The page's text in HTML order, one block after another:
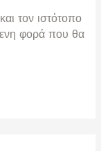
τον ιστότοπο
φορά που θα